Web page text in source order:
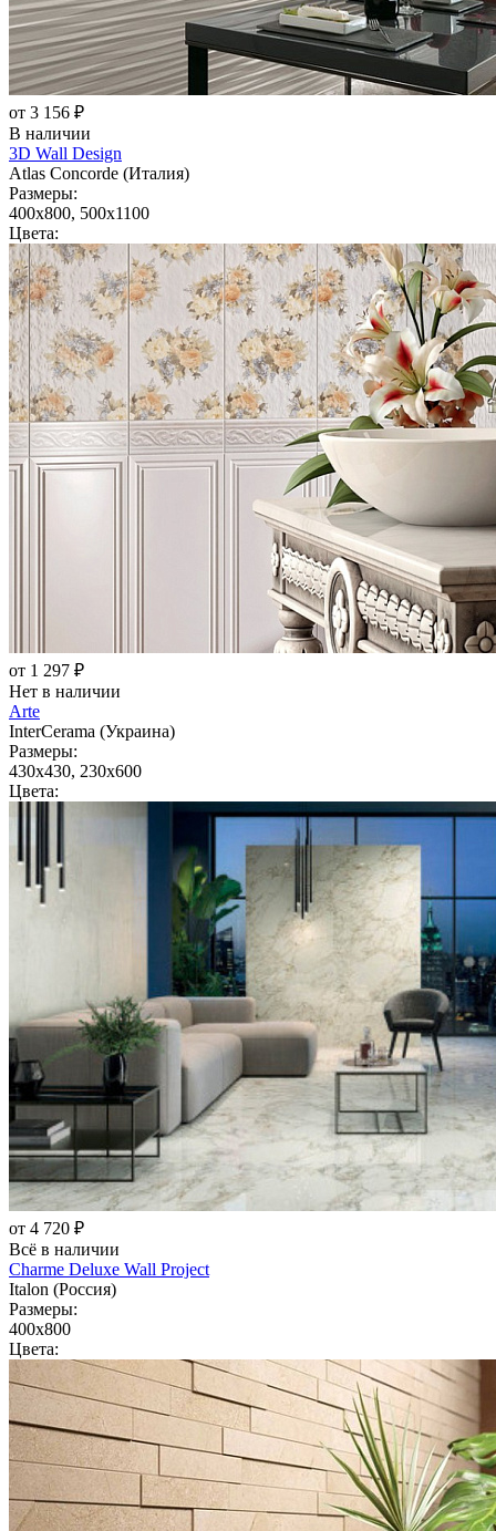
от 3 156 ₽
В наличии
3D Wall Design
Atlas Concorde (Италия)
Размеры:
400x800, 500x1100
Цвета:
от 1 297 ₽
Нет в наличии
Arte
InterCerama (Украина)
Размеры:
430x430, 230x600
Цвета:
от 4 720 ₽
Всё в наличии
Charme Deluxe Wall Project
Italon (Россия)
Размеры:
400x800
Цвета: